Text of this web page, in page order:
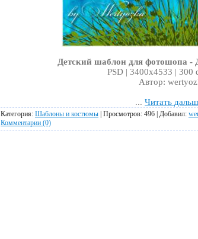
Детский шаблон для фотошопа -
PSD | 3400x4533 | 300
Автор:
... Читать
Категория: Шаблоны и костюмы | Просмотров: 496 | Добавил:
Комментарии (0)